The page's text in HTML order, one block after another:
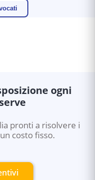
ogni
pronti a risolvere i
costo fisso.